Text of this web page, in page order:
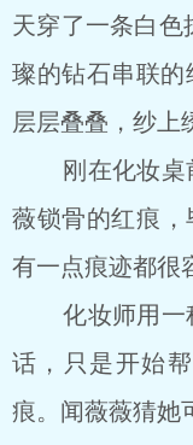
天穿了一条白色
璨的钻石串联的
层层叠叠，纱上
刚在化妆桌前
薇锁骨的红痕
有一点痕迹都很
化妆师用一种
话，只是开始
痕。闻薇薇猜她